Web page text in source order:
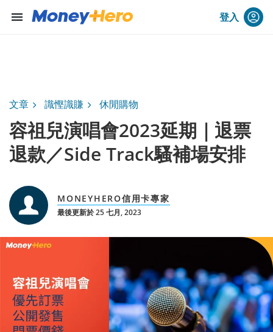
menu 登入
文章 識慳識賺 休閒購物
容祖兒演唱會2023延期｜退票
退款／Side Track騷補場安排
MONEYHERO信用卡專家
最後更新於 25 七月, 2023